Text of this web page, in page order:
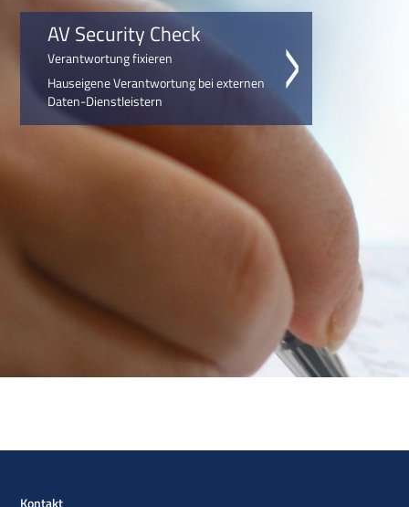
AV Security Check
Verantwortung fixieren
Hauseigene Verantwortung bei externen
Daten-Dienstleistern
Kontakt